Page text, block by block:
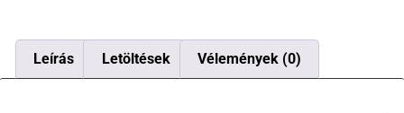
Leírás Letöltések Vélemények (0)